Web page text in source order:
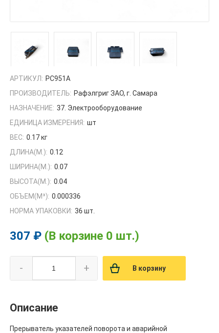
АРТИКУЛ: РС951А
ПРОИЗВОДИТЕЛЬ: Рафэлгриг ЗАО, г. Самара
НАЗНАЧЕНИЕ: 37. Электрооборудование
ЕДИНИЦА ИЗМЕРЕНИЯ: шт
ВЕС: 0.17 кг
ДЛИНА(М.): 0.12
ШИРИНА(М.): 0.07
ВЫСОТА(М.): 0.04
ОБЪЕМ(M³): 0.000336
НОРМА УПАКОВКИ: 36 шт.
307 ₽ (В корзине 0 шт.)
- + В корзину
Описание
Прерыватель указателей поворота и аварийной